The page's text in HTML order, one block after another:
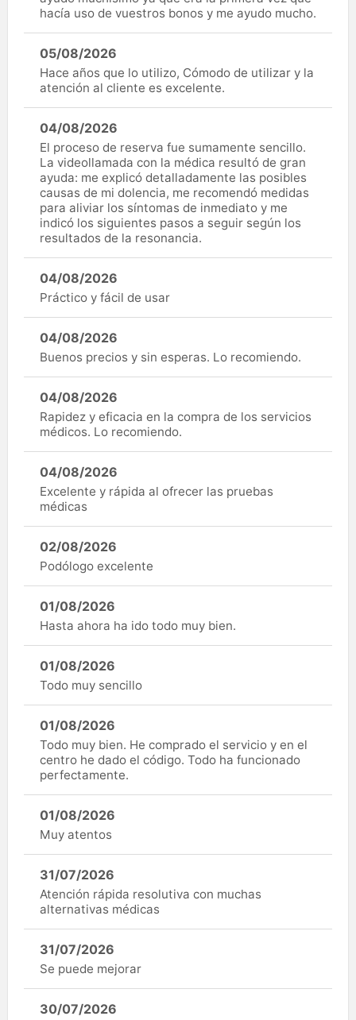
hacía uso de vuestros bonos y me ayudo mucho.
05/08/2026
Hace años que lo utilizo, Cómodo de utilizar y la
atención al cliente es excelente.
04/08/2026
El proceso de reserva fue sumamente sencillo.
La videollamada con la médica resultó de gran
ayuda: me explicó detalladamente las posibles
causas de mi dolencia, me recomendó medidas
para aliviar los síntomas de inmediato y me
indicó los siguientes pasos a seguir según los
resultados de la resonancia.
04/08/2026
Práctico y fácil de usar
04/08/2026
Buenos precios y sin esperas. Lo recomiendo.
04/08/2026
Rapidez y eficacia en la compra de los servicios
médicos. Lo recomiendo.
04/08/2026
Excelente y rápida al ofrecer las pruebas
médicas
02/08/2026
Podólogo excelente
01/08/2026
Hasta ahora ha ido todo muy bien.
01/08/2026
Todo muy sencillo
01/08/2026
Todo muy bien. He comprado el servicio y en el
centro he dado el código. Todo ha funcionado
perfectamente.
01/08/2026
Muy atentos
31/07/2026
Atención rápida resolutiva con muchas
alternativas médicas
31/07/2026
Se puede mejorar
30/07/2026